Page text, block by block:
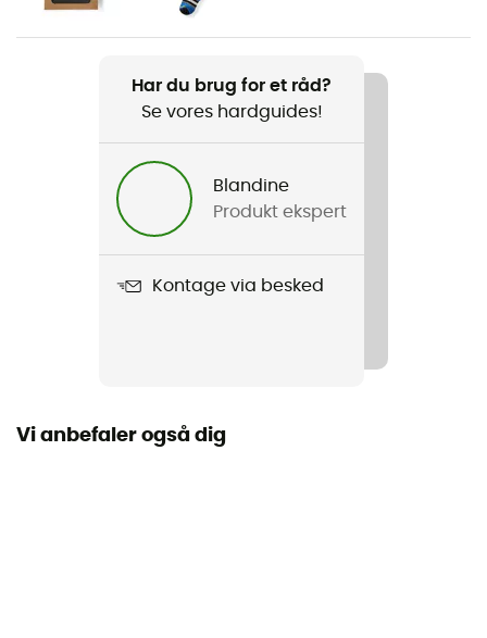
Barn
K's Hi-Loft Down Sweater Hoody
Ja
Har du brug for et råd?
Se vores hardguides!
Blandine
Produkt ekspert
Kontage via besked
Vi anbefaler også dig